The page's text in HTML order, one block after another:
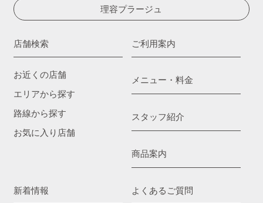
理容プラージュ
店舗検索
お近くの店舗
エリアから探す
路線から探す
お気に入り店舗
ご利用案内
メニュー・料金
スタッフ紹介
商品案内
新着情報 よくあるご質問